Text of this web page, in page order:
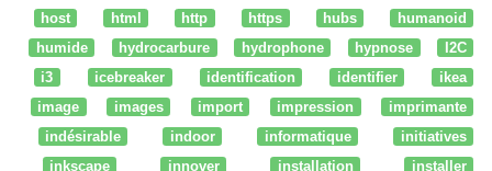
host
html http https hubs
humanoid
humide
hydrocarbure hydrophone hypnose
I2C
i3
icebreaker identification identifier
ikea
image
images import impression
imprimante
indésirable
indoor informatique
initiatives
inkscape
innover installation installer